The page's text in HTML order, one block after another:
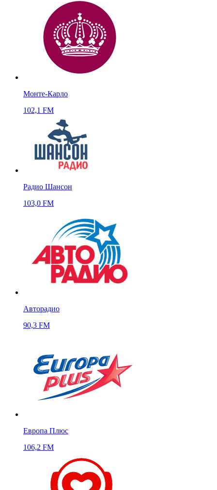
Монте-Карло
102,1 FM
Радио Шансон
103,0 FM
Авторадио
90,3 FM
Европа Плюс
106,2 FM